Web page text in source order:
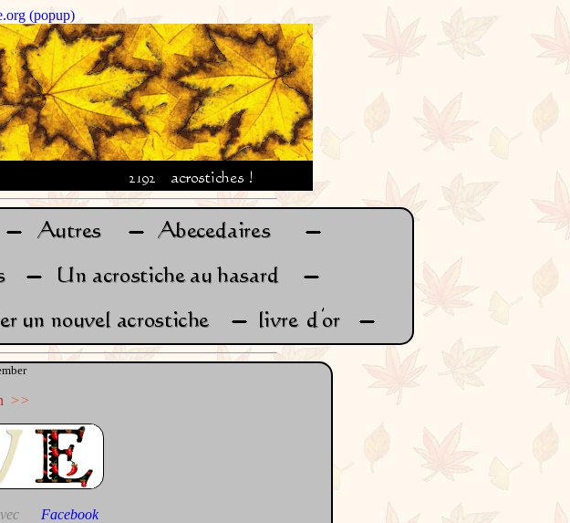
(popup)
>>
Facebook